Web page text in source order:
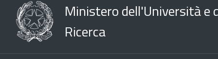
Ministero dell'Università e
Ricerca